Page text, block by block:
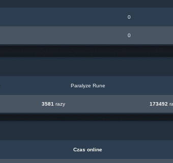
0
0
Paralyze Rune
3581 razy 173492
Czas online